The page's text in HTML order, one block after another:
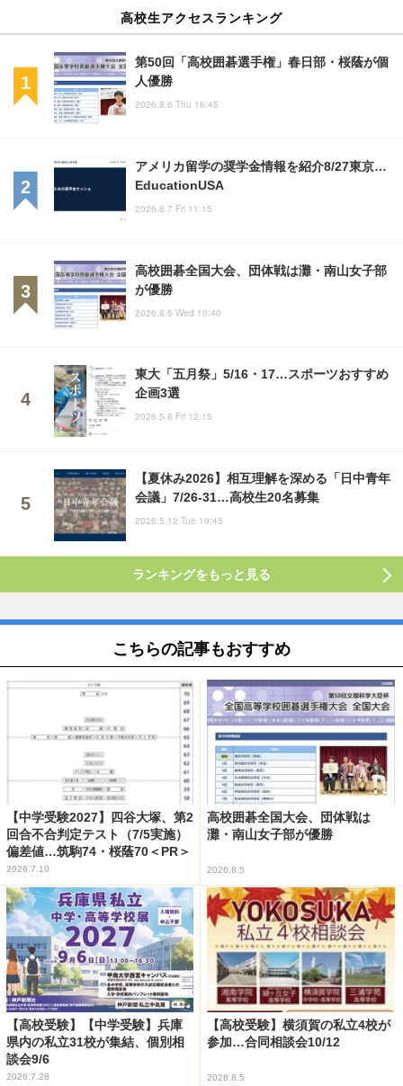
高校生アクセスランキング
第50回「高校囲碁選手権」春日部・桜蔭が個
人優勝
2026.8.6 Thu 16:45
アメリカ留学の奨学金情報を紹介8/27東京…
EducationUSA
2026.8.7 Fri 11:15
高校囲碁全国大会、団体戦は灘・南山女子部
が優勝
2026.8.5 Wed 10:40
東大「五月祭」5/16・17…スポーツおすすめ
企画3選
2026.5.8 Fri 12:15
【夏休み2026】相互理解を深める「日中青年
会議」7/26-31…高校生20名募集
2026.5.12 Tue 19:45
ランキングをもっと見る
こちらの記事もおすすめ
【中学受験2027】四谷大塚、第2
回合不合判定テスト（7/5実施）
偏差値…筑駒74・桜蔭70＜PR＞
2026.7.10
高校囲碁全国大会、団体戦は
灘・南山女子部が優勝
2026.8.5
【高校受験】【中学受験】兵庫
県内の私立31校が集結、個別相
談会9/6
2026.7.28
【高校受験】横須賀の私立4校が
参加…合同相談会10/12
2026.8.5